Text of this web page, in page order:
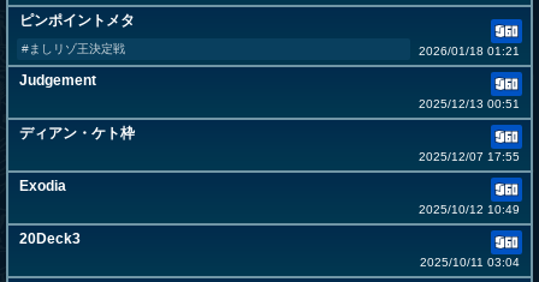
ピンポイントメタ
#ましリゾ王決定戦 2026/01/18 01:21
Judgement
2025/12/13 00:51
ディアン・ケト枠
2025/12/07 17:55
Exodia
2025/10/12 10:49
20Deck3
2025/10/11 03:04